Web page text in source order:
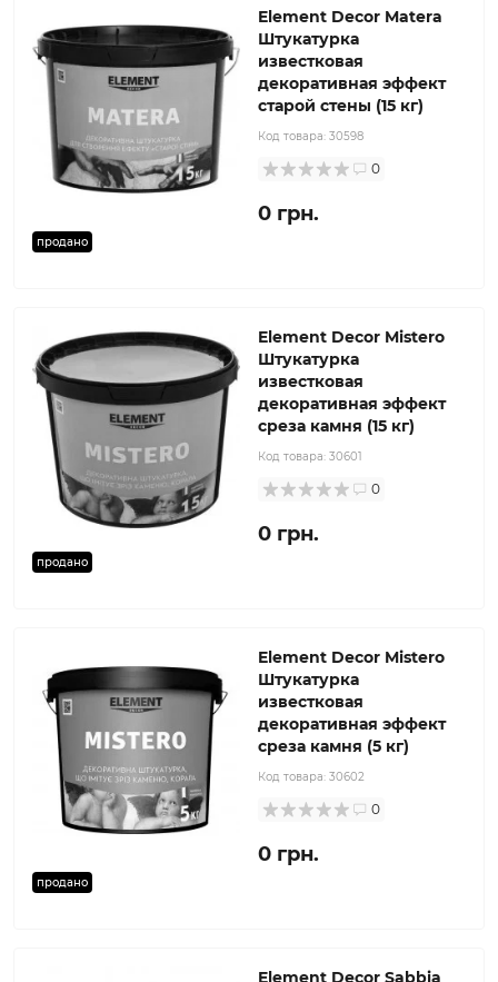
продано
Element Decor Matera
Штукатурка
известковая
декоративная эффект
старой стены (15 кг)
Код товара: 30598
0
0 грн.
продано
Element Decor Mistero
Штукатурка
известковая
декоративная эффект
среза камня (15 кг)
Код товара: 30601
0
0 грн.
продано
Element Decor Mistero
Штукатурка
известковая
декоративная эффект
среза камня (5 кг)
Код товара: 30602
0
0 грн.
Element Decor Sabbia